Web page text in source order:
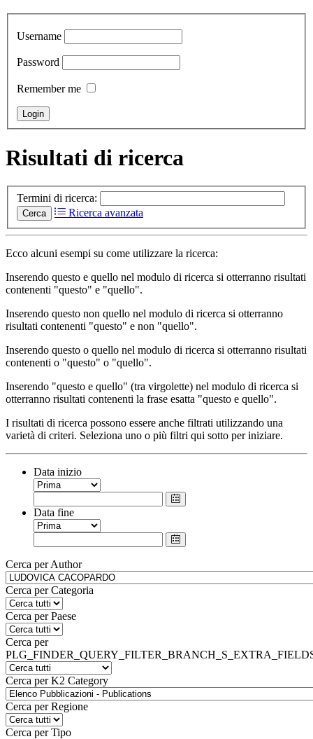
Username
Password
Remember me
Risultati di ricerca
Termini di ricerca:
Cerca Ricerca avanzata
Ecco alcuni esempi su come utilizzare la ricerca:
Inserendo questo e quello nel modulo di ricerca si otterranno risultati
contenenti "questo" e "quello".
Inserendo questo non quello nel modulo di ricerca si otterranno
risultati contenenti "questo" e non "quello".
Inserendo questo o quello nel modulo di ricerca si otterranno risultati
contenenti o "questo" o "quello".
Inserendo "questo e quello" (tra virgolette) nel modulo di ricerca si
otterranno risultati contenenti la frase esatta "questo e quello".
I risultati di ricerca possono essere anche filtrati utilizzando una
varietà di criteri. Seleziona uno o più filtri qui sotto per iniziare.
Data inizio
Data fine
Cerca per Author
Cerca per Categoria
Cerca per Paese
Cerca per
Cerca per K2 Category
Cerca per Regione
Cerca per Tipo